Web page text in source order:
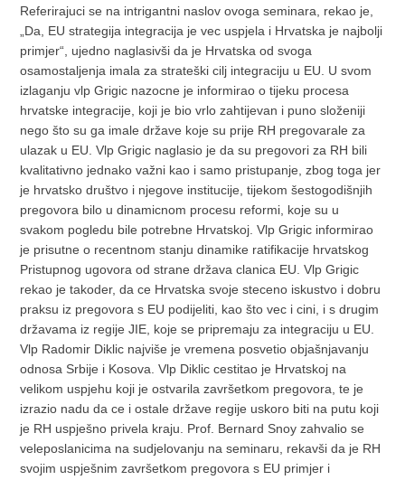
Referirajuci se na intrigantni naslov ovoga seminara, rekao je,
„Da, EU strategija integracija je vec uspjela i Hrvatska je najbolji
primjer“, ujedno naglasivši da je Hrvatska od svoga
osamostaljenja imala za strateški cilj integraciju u EU. U svom
izlaganju vlp Grigic nazocne je informirao o tijeku procesa
hrvatske integracije, koji je bio vrlo zahtijevan i puno složeniji
nego što su ga imale države koje su prije RH pregovarale za
ulazak u EU. Vlp Grigic naglasio je da su pregovori za RH bili
kvalitativno jednako važni kao i samo pristupanje, zbog toga jer
je hrvatsko društvo i njegove institucije, tijekom šestogodišnjih
pregovora bilo u dinamicnom procesu reformi, koje su u
svakom pogledu bile potrebne Hrvatskoj. Vlp Grigic informirao
je prisutne o recentnom stanju dinamike ratifikacije hrvatskog
Pristupnog ugovora od strane država clanica EU. Vlp Grigic
rekao je takoder, da ce Hrvatska svoje steceno iskustvo i dobru
praksu iz pregovora s EU podijeliti, kao što vec i cini, i s drugim
državama iz regije JIE, koje se pripremaju za integraciju u EU.
Vlp Radomir Diklic najviše je vremena posvetio objašnjavanju
odnosa Srbije i Kosova. Vlp Diklic cestitao je Hrvatskoj na
velikom uspjehu koji je ostvarila završetkom pregovora, te je
izrazio nadu da ce i ostale države regije uskoro biti na putu koji
je RH uspješno privela kraju. Prof. Bernard Snoy zahvalio se
veleposlanicima na sudjelovanju na seminaru, rekavši da je RH
svojim uspješnim završetkom pregovora s EU primjer i